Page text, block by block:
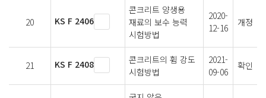
20 KS F 2406
콘크리트 양생용
재료의 보수 능력
시험방법
2020-
12-16
개정
21 KS F 2408
콘크리트의 휨 강도
시험방법
2021-
09-06
확인